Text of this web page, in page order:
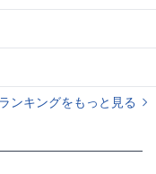
ンキングをもっと見る